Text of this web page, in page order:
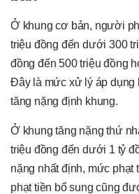
Ở khung cơ bản, người
triệu đồng đến dưới 300
đồng đến 500 triệu đồng
Đây là mức xử lý áp dụng
tăng nặng định khung.
Ở khung tăng nặng thứ
triệu đồng đến dưới 1 tỷ
nặng nhất định, mức phạt
phạt tiền bổ sung cũng